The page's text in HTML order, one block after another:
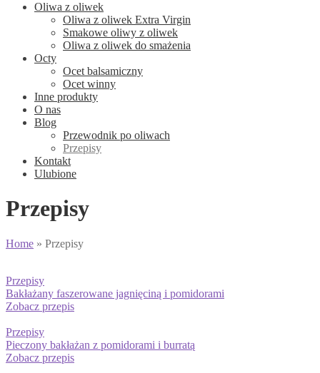
Oliwa z oliwek
Oliwa z oliwek Extra Virgin
Smakowe oliwy z oliwek
Oliwa z oliwek do smażenia
Octy
Ocet balsamiczny
Ocet winny
Inne produkty
O nas
Blog
Przewodnik po oliwach
Przepisy
Kontakt
Ulubione
Przepisy
Home » Przepisy
Przepisy
Bakłażany faszerowane jagnięciną i pomidorami
Zobacz przepis
Przepisy
Pieczony bakłażan z pomidorami i burratą
Zobacz przepis